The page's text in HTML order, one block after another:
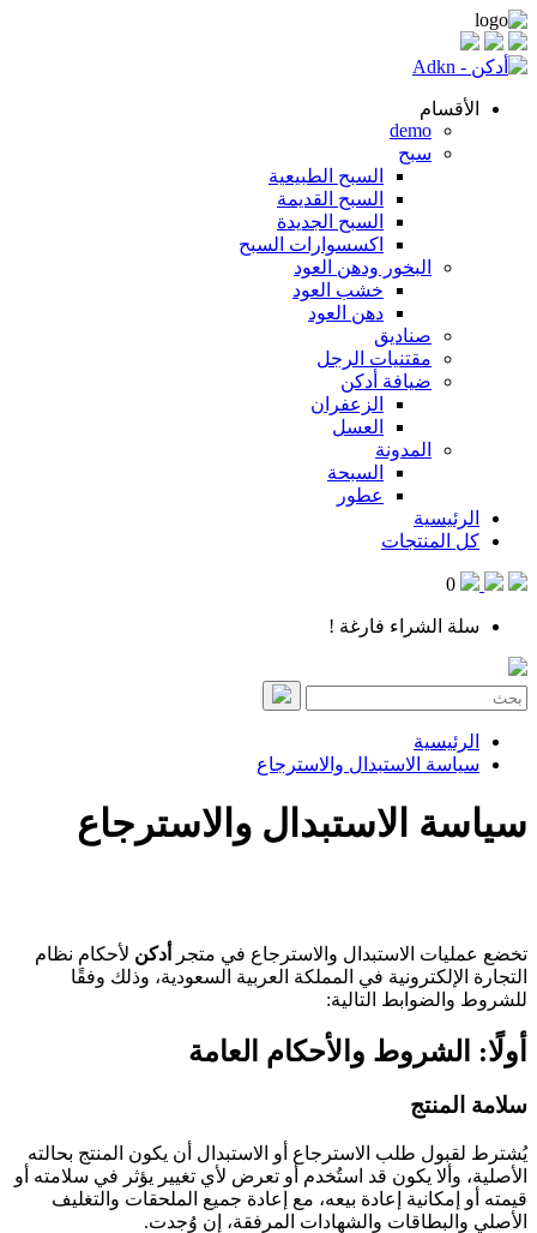
الأقسام
demo
سبح
السبح الطبيعية
السبح القديمة
السبح الجديدة
اكسسوارات السبح
البخور ودهن العود
خشب العود
دهن العود
صناديق
مقتنيات الرجل
ضيافة أدكن
الزعفران
العسل
المدونة
السبحة
عطور
الرئيسية
كل المنتجات
0
سلة الشراء فارغة !
الرئيسية
سياسة الاستبدال والاسترجاع
سياسة الاستبدال والاسترجاع
تخضع عمليات الاستبدال والاسترجاع في متجر أدكن لأحكام نظام
التجارة الإلكترونية في المملكة العربية السعودية، وذلك وفقًا
للشروط والضوابط التالية:
أولًا: الشروط والأحكام العامة
سلامة المنتج
يُشترط لقبول طلب الاسترجاع أو الاستبدال أن يكون المنتج بحالته
الأصلية، وألا يكون قد استُخدم أو تعرض لأي تغيير يؤثر في سلامته أو
قيمته أو إمكانية إعادة بيعه، مع إعادة جميع الملحقات والتغليف
الأصلي والبطاقات والشهادات المرفقة، إن وُجدت.